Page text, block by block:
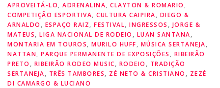
APROVEITÁ-LO, ADRENALINA, CLAYTON & ROMARIO ,
COMPETIÇÃO ESPORTIVA, CULTURA CAIPIRA, DIEGO &
ARNALDO , ESPAÇO RAIZ, FESTIVAL, INGRESSOS , JORGE &
MATEUS, LIGA NACIONAL DE RODEIO , LUAN SANTANA,
MONTARIA EM TOUROS, MURILO HUFF, MÚSICA SERTANEJA,
NATTAN, PARQUE PERMANENTE DE EXPOSIÇÕES , RIBEIRÃO
PRETO , RIBEIRÃO RODEO MUSIC, RODEIO , TRADIÇÃO
SERTANEJA, TRÊS TAMBORES, ZÉ NETO & CRISTIANO , ZEZÉ
DI CAMARGO & LUCIANO